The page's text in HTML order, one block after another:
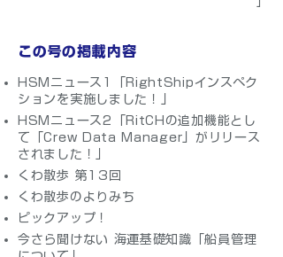
この号の掲載内容
HSMニュース1「RightShipインスペク
ションを実施しました！」
HSMニュース2「RitCHの追加機能とし
て「Crew Data Manager」がリリース
されました！」
くわ散歩 第13回
くわ散歩のよりみち
ピックアップ！
今さら聞けない 海運基礎知識「船員管理